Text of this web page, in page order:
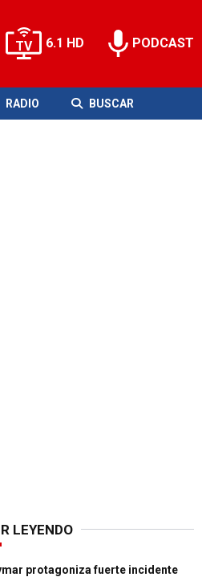
6.1 HD PODCAST
RADIO BUSCAR
LEYENDO
protagoniza fuerte incidente